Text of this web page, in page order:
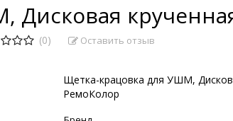
Дисковая
(0) Оставить отзыв
Щетка-крацовка для УШМ,
РемоКолор